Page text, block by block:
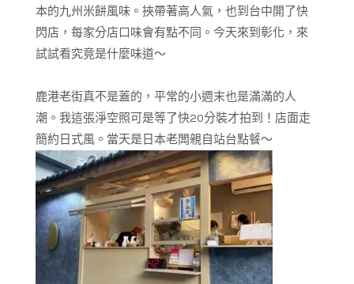
本的九州米餅風味。挾帶著高人氣，也到台中開了快
閃店，每家分店口味會有點不同。今天來到彰化，來
試試看究竟是什麼味道～
鹿港老街真不是蓋的，平常的小週末也是滿滿的人
潮。我這張淨空照可是等了快20分裝才拍到！店面走
簡約日式風。當天是日本老闆親自站台點餐～